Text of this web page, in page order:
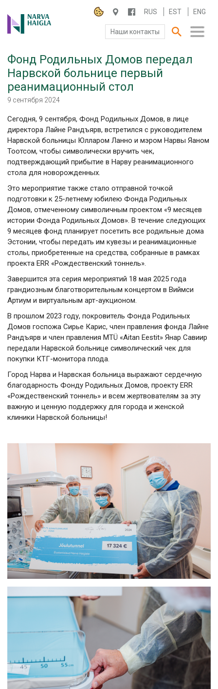
RUS EST ENG
Наши контакты
О БОЛЬНИЦЕ
ПАЦИЕНТАМ И ПОСЕТИТЕЛЯМ
РАБОТА И ПРАКТИКА
Фонд Родильных Домов передал
Нарвской больнице первый
реанимационный стол
9 сентября 2024
Сегодня, 9 сентября, Фонд Родильных Домов, в лице
директора Лайне Рандъярв, встретился с руководителем
Нарвской больницы Юлларом Ланно и мэром Нарвы Яаном
Тоотсом, чтобы символически вручить чек,
подтверждающий прибытие в Нарву реанимационного
стола для новорожденных.
Это мероприятие также стало отправной точкой
подготовки к 25-летнему юбилею Фонда Родильных
Домов, отмеченному символичным проектом «9 месяцев
истории Фонда Родильных Домов». В течение следующих
9 месяцев фонд планирует посетить все родильные дома
Эстонии, чтобы передать им кувезы и реанимационные
столы, приобретенные на средства, собранные в рамках
проекта ERR «Рождественский тоннель».
Завершится эта серия мероприятий 18 мая 2025 года
грандиозным благотворительным концертом в Виймси
Артиум и виртуальным арт-аукционом.
В прошлом 2023 году, покровитель Фонда Родильных
Домов госпожа Сирье Карис, член правления фонда Лайне
Рандъярв и член правления MTÜ «Aitan Eestit» Янар Савиир
передали Нарвской больнице символический чек для
покупки КТГ-монитора плода.
Город Нарва и Нарвская больница выражают сердечную
благодарность Фонду Родильных Домов, проекту ERR
«Рождественский тоннель» и всем жертвователям за эту
важную и ценную поддержку для города и женской
клиники Нарвской больницы!